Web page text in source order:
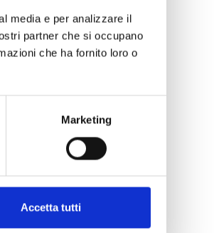
media e per analizzare il
partner che si occupano
che ha fornito loro o
Marketing
Accetta tutti
, di cui la
garantire
ha
comunali
di
il
della